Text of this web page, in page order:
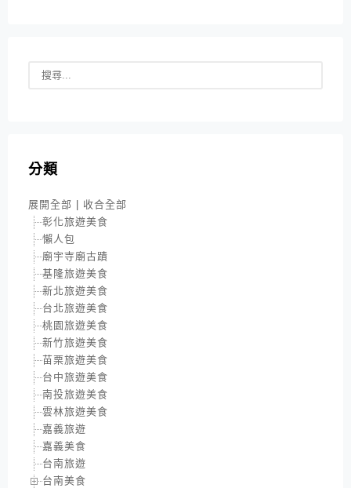
分類
展開全部
收合全部
彰化旅遊美食
懶人包
廟宇寺廟古蹟
基隆旅遊美食
新北旅遊美食
台北旅遊美食
桃園旅遊美食
新竹旅遊美食
苗栗旅遊美食
台中旅遊美食
南投旅遊美食
雲林旅遊美食
嘉義旅遊
嘉義美食
台南旅遊
台南美食